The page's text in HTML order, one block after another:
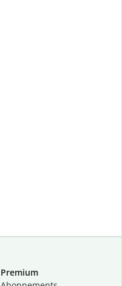
Premium